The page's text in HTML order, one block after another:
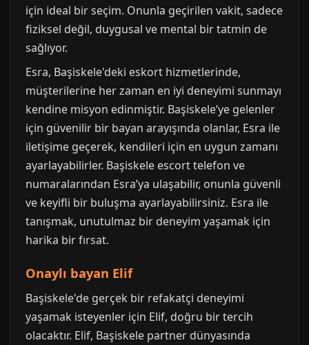
için ideal bir seçim. Onunla geçirilen vakit, sadece
fiziksel değil, duygusal ve mental bir tatmin de
sağlıyor.
Esra, Başiskele'deki eskort hizmetlerinde,
müşterilerine her zaman en iyi deneyimi sunmayı
kendine misyon edinmiştir. Başiskele’ye gelenler
için güvenilir bir bayan arayışında olanlar, Esra ile
iletişime geçerek, kendileri için en uygun zamanı
ayarlayabilirler. Başiskele escort telefon ve
numaralarından Esra’ya ulaşabilir, onunla güvenli
ve keyifli bir buluşma ayarlayabilirsiniz. Esra ile
tanışmak, unutulmaz bir deneyim yaşamak için
harika bir fırsat.
Onaylı bayan Elif
Başiskele'de gerçek bir refakatçi deneyimi
yaşamak isteyenler için Elif, doğru bir tercih
olacaktır. Elif, Başiskele partner dünyasında